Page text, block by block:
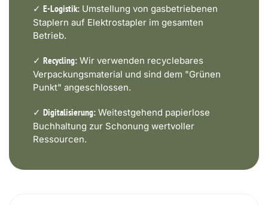
✓ E-Logistik: Umstellung von gasbetriebenen
Staplern auf Elektrostapler im gesamten
Betrieb.
✓ Recycling: Wir verwenden recyclebares
Verpackungsmaterial und sind dem "Grünen
Punkt" angeschlossen.
✓ Digitalisierung: Weitestgehend papierlose
Buchhaltung zur Schonung wertvoller
Ressourcen.